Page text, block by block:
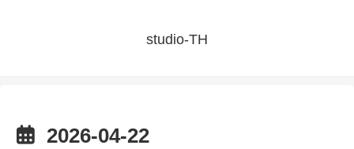
studio-TH
2026-04-22